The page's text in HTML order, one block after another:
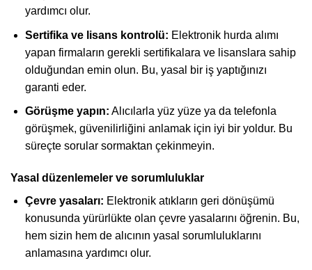
yardımcı olur.
Sertifika ve lisans kontrolü: Elektronik hurda alımı
yapan firmaların gerekli sertifikalara ve lisanslara sahip
olduğundan emin olun. Bu, yasal bir iş yaptığınızı
garanti eder.
Görüşme yapın: Alıcılarla yüz yüze ya da telefonla
görüşmek, güvenilirliğini anlamak için iyi bir yoldur. Bu
süreçte sorular sormaktan çekinmeyin.
Yasal düzenlemeler ve sorumluluklar
Çevre yasaları: Elektronik atıkların geri dönüşümü
konusunda yürürlükte olan çevre yasalarını öğrenin. Bu,
hem sizin hem de alıcının yasal sorumluluklarını
anlamasına yardımcı olur.